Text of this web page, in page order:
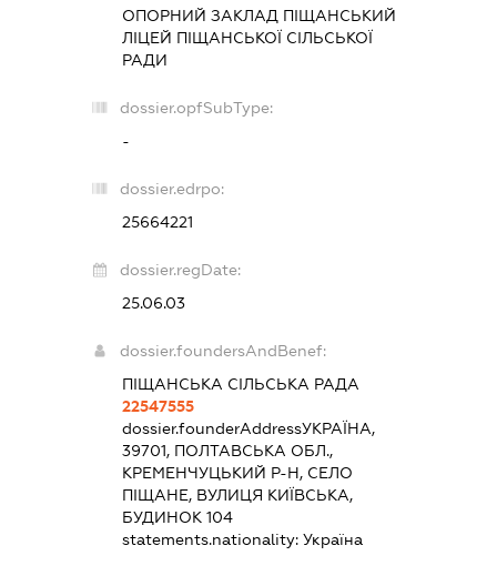
ОПОРНИЙ ЗАКЛАД ПІЩАНСЬКИЙ
ЛІЦЕЙ ПІЩАНСЬКОЇ СІЛЬСЬКОЇ
РАДИ
dossier.opfSubType:
-
dossier.edrpo:
25664221
dossier.regDate:
25.06.03
dossier.foundersAndBenef:
ПІЩАНСЬКА СІЛЬСЬКА РАДА
22547555
dossier.founderAddressУКРАЇНА,
39701, ПОЛТАВСЬКА ОБЛ.,
КРЕМЕНЧУЦЬКИЙ Р-Н, СЕЛО
ПІЩАНЕ, ВУЛИЦЯ КИЇВСЬКА,
БУДИНОК 104
statements.nationality: Україна